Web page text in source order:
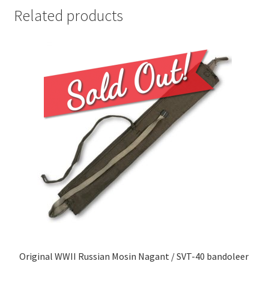
Related products
Original WWII Russian Mosin Nagant / SVT-40 bandoleer